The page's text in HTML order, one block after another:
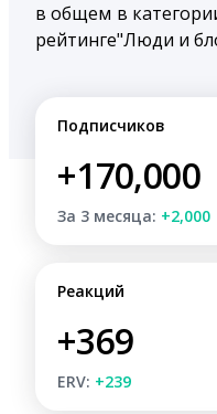
в общем
рейтинге
в
"Люди и
Подписчиков
+170,000
За 3 месяца: +2,000
Реакций
+369
ERV: +239